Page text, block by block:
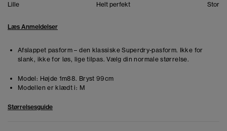
Lille Helt perfekt Stor
Læs Anmeldelser
Afslappet pasform – den klassiske Superdry-pasform. Ikke for
slank, ikke for løs, lige tilpas. Vælg din normale størrelse.
Model: Højde 1m88. Bryst 99cm
Modellen er klædt i: M
Størrelsesguide